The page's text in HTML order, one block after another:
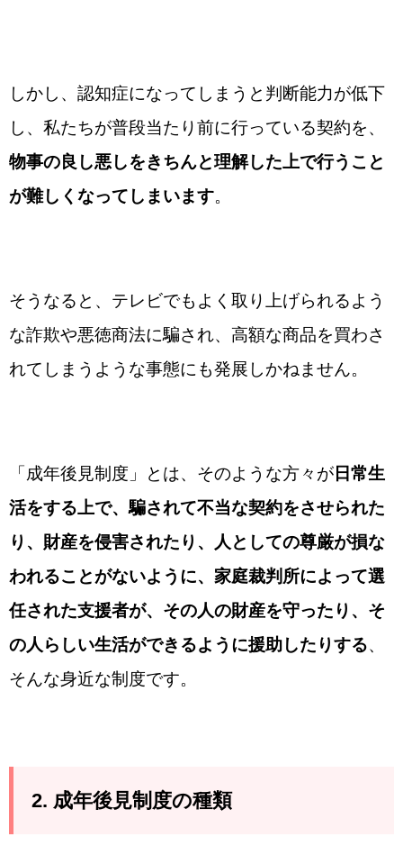
しかし、認知症になってしまうと判断能力が低下
し、私たちが普段当たり前に行っている契約を、
物事の良し悪しをきちんと理解した上で行うこと
が難しくなってしまいます。
そうなると、テレビでもよく取り上げられるよう
な詐欺や悪徳商法に騙され、高額な商品を買わさ
れてしまうような事態にも発展しかねません。
「成年後見制度」とは、そのような方々が 日常生
活をする上で、騙されて不当な契約をさせられた
り、財産を侵害されたり、人としての尊厳が損な
われることがないように、家庭裁判所によって選
任された支援者が、その人の財産を守ったり、そ
の人らしい生活ができるように援助したりする、
そんな身近な制度です。
2. 成年後見制度の種類